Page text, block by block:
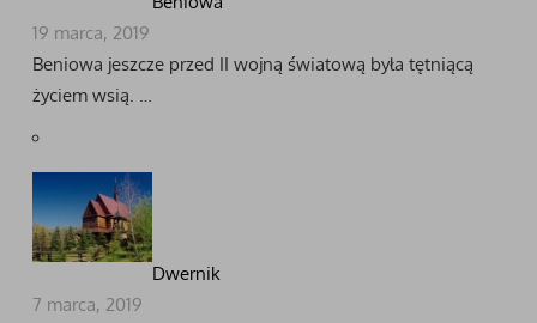
19 marca, 2019
Beniowa jeszcze przed II wojną światową była tętniącą
życiem wsią. …
Dwernik
7 marca, 2019